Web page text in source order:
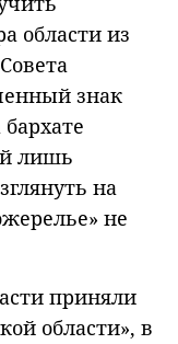
области из
знак
лишь
на
не
приняли
области», в